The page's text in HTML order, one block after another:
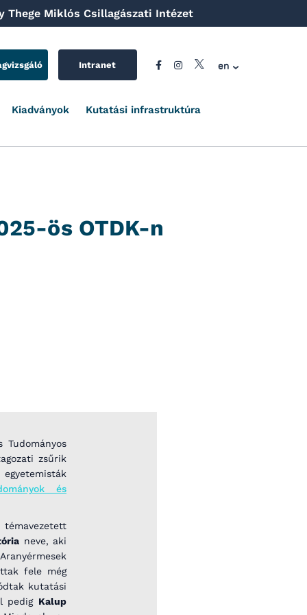
Thege Miklós Csillagászati Intézet
Intranet en
Kiadványok Kutatási infrastruktúra
ös OTDK-n
Tudományos
zsűrik
és
neve, aki
fele még
kutatási
pedig Kalup